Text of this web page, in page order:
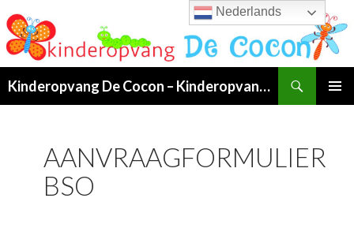
Kinderopvang De Cocon – Kinderopvang van 07:00 tot 19:00 uur in Klundert!
AANVRAAGFORMULIER
BSO
Nederlands